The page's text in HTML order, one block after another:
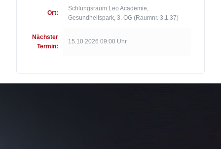
Ort:
Schlungsraum Leo Academie,
Gesundheitspark, 3. OG (Raumnr. 3.1.37)
Nächster
Termin:
15.10.2026 09:00 Uhr